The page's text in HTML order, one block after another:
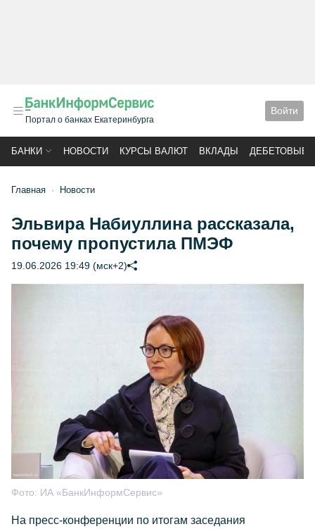
Портал о банках Екатеринбурга
Войти
БАНКИ НОВОСТИ КУРСЫ ВАЛЮТ ВКЛАДЫ ДЕБЕТОВЫЕ
Главная Новости
Эльвира Набиуллина рассказала,
почему пропустила ПМЭФ
19.06.2026 19:49 (мск+2)
Фото: ИА «БанкИнформСервис»
На пресс-конференции по итогам заседания